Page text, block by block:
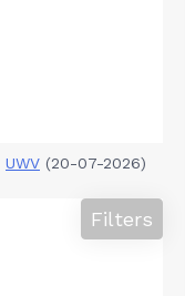
UWV (20-07-2026)
Filters